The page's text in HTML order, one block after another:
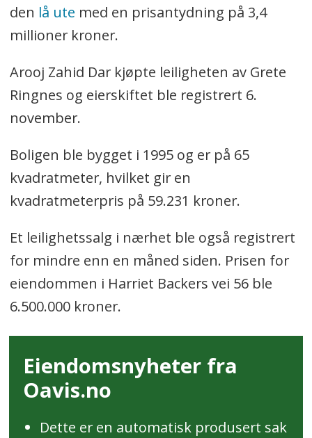
den lå ute med en prisantydning på 3,4
millioner kroner.
Arooj Zahid Dar kjøpte leiligheten av Grete
Ringnes og eierskiftet ble registrert 6.
november.
Boligen ble bygget i 1995 og er på 65
kvadratmeter, hvilket gir en
kvadratmeterpris på 59.231 kroner.
Et leilighetssalg i nærhet ble også registrert
for mindre enn en måned siden. Prisen for
eiendommen i Harriet Backers vei 56 ble
6.500.000 kroner.
Eiendomsnyheter fra
Oavis.no
Dette er en automatisk produsert sak